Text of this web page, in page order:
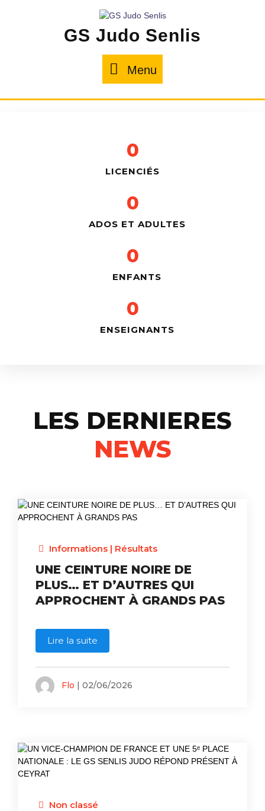
GS Judo Senlis
Menu
0
LICENCIÉS
0
ADOS ET ADULTES
0
ENFANTS
0
ENSEIGNANTS
LES DERNIERES
NEWS
Informations| Résultats
UNE CEINTURE NOIRE DE
PLUS… ET D’AUTRES QUI
APPROCHENT À GRANDS PAS
Lire la suite
Flo | 02/06/2026
Non classé